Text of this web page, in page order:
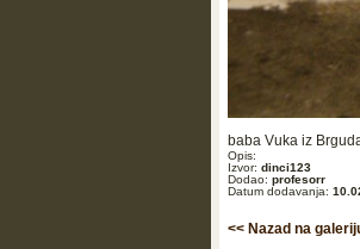
baba Vuka iz
Opis:
Izvor: dinci123
Dodao: profesorr
Datum dodavanja:
<< Nazad na